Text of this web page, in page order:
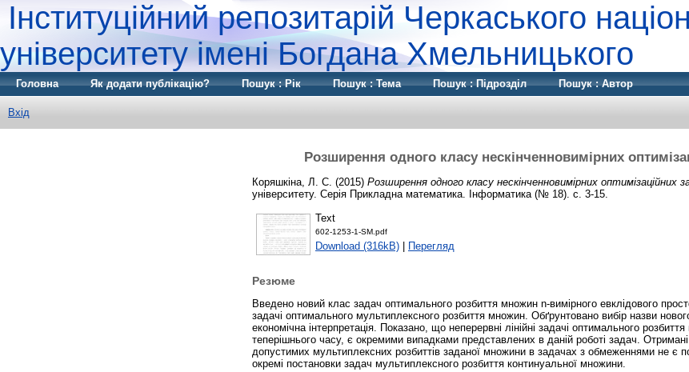
Інституційний репозитарій Черкаського
університету імені Богдана Хмельницького
Головна Як додати публікацію? Пошук : Рік Пошук : Тема Пошук : Підрозділ Пошук : Автор
Вхід
Розширення одного класу нескінченновимірних
Коряшкіна, Л. С. (2015) Розширення одного класу нескінченновимірних оптимізаційних
університету. Серія Прикладна математика. Інформатика (№ 18). с. 3-15.
Text
602-1253-1-SM.pdf
Download (316kB) Перегляд
Резюме
Введено новий клас задач оптимального розбиття множин n-вимірного евклідового
задачі оптимального мультиплексного розбиття множин. Обґрунтовано вибір назви
економічна інтерпретація. Показано, що неперервні лінійні задачі оптимального
теперішнього часу, є окремими випадками представлених в даній роботі задач.
допустимих мультиплексних розбиттів заданої множини в задачах з обмеженнями не є
окремі постановки задач мультиплексного розбиття континуальної множини.